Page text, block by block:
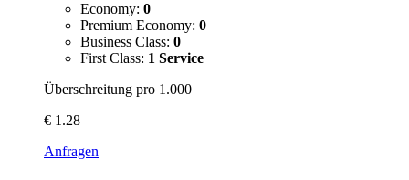
Economy: 0
Premium Economy: 0
Business Class: 0
First Class: 1 Service
Überschreitung pro 1.000
€ 1.28
Anfragen